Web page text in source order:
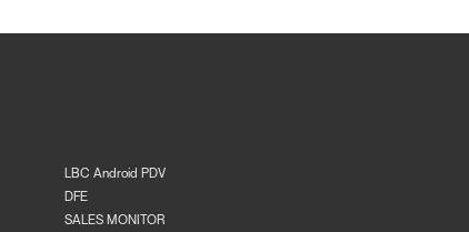
LBC Android PDV
DFE
SALES MONITOR